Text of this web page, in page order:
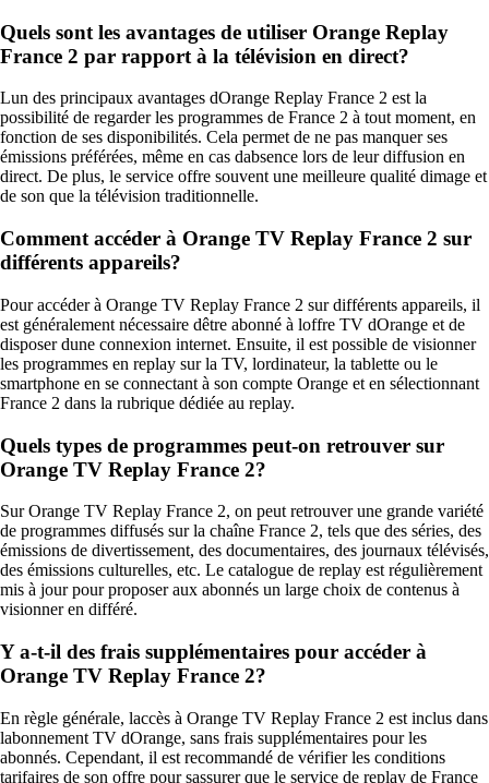
Quels sont les avantages de utiliser Orange Replay
France 2 par rapport à la télévision en direct?
Lun des principaux avantages dOrange Replay France 2 est la
possibilité de regarder les programmes de France 2 à tout moment, en
fonction de ses disponibilités. Cela permet de ne pas manquer ses
émissions préférées, même en cas dabsence lors de leur diffusion en
direct. De plus, le service offre souvent une meilleure qualité dimage et
de son que la télévision traditionnelle.
Comment accéder à Orange TV Replay France 2 sur
différents appareils?
Pour accéder à Orange TV Replay France 2 sur différents appareils, il
est généralement nécessaire dêtre abonné à loffre TV dOrange et de
disposer dune connexion internet. Ensuite, il est possible de visionner
les programmes en replay sur la TV, lordinateur, la tablette ou le
smartphone en se connectant à son compte Orange et en sélectionnant
France 2 dans la rubrique dédiée au replay.
Quels types de programmes peut-on retrouver sur
Orange TV Replay France 2?
Sur Orange TV Replay France 2, on peut retrouver une grande variété
de programmes diffusés sur la chaîne France 2, tels que des séries, des
émissions de divertissement, des documentaires, des journaux télévisés,
des émissions culturelles, etc. Le catalogue de replay est régulièrement
mis à jour pour proposer aux abonnés un large choix de contenus à
visionner en différé.
Y a-t-il des frais supplémentaires pour accéder à
Orange TV Replay France 2?
En règle générale, laccès à Orange TV Replay France 2 est inclus dans
labonnement TV dOrange, sans frais supplémentaires pour les
abonnés. Cependant, il est recommandé de vérifier les conditions
tarifaires de son offre pour sassurer que le service de replay de France